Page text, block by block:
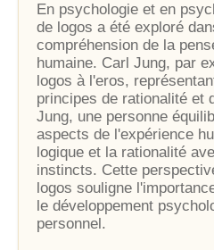
En psychologie et en
de logos a été exploré
compréhension de la
humaine. Carl Jung, par
logos à l'eros,
principes de rationalité et
Jung, une personne
aspects de l'expérience
logique et la rationalité
instincts. Cette
logos souligne
le développement
personnel.